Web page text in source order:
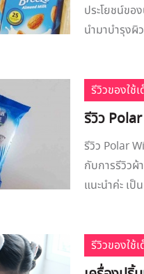
ประโยชน์ขอ
นำมาบำรุง
รีวิวของใช้
รีวิว Polar
รีวิว Polar
กับการรีวิว
แนะนำค่ะ เ
รีวิวของใช้